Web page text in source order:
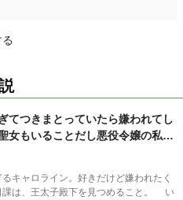
てつきまとっていたら嫌われてし
女もいることだし悪役令嬢の私は
た。
キャロライン。好きだけど嫌われたく
課は、王太子殿下を見つめること。 い